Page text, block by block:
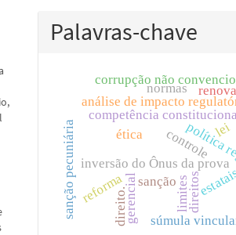
Palavras-chave
inversão do Ônus da prova
controle
competência
sanção pecuniária direitos
súmula
análise de impacto
gerencialsanção
ética lei
reforma
corrupção não
direito. limites
normas